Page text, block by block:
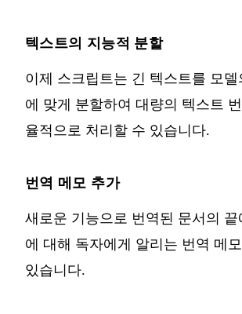
텍스트의 지능적 분할
이제 스크립트는 긴 텍스트를 모
에 맞게 분할하여 대량의 텍스트
율적으로 처리할 수 있습니다.
번역 메모 추가
새로운 기능으로 번역된 문서의 끝
에 대해 독자에게 알리는 번역 메
있습니다.